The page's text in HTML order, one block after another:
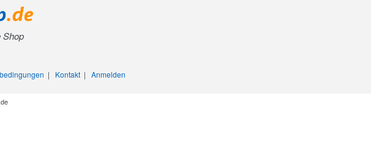
Shop
| Kontakt| Anmelden